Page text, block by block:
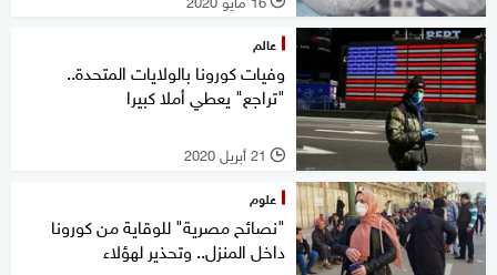
عالم
وفيات كورونا بالولايات المتحدة..
"تراجع" يعطي أملا كبيرا
l 21 أبريل 2020
علوم
"نصائح مصرية" للوقاية من كورونا
داخل المنزل.. وتحذير لهؤلاء